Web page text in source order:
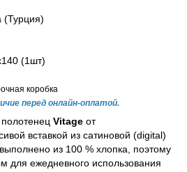
(Турция)
(1шт)
коробка
перед онлайн-оплатой.
Vitage от
вставкой из сатиновой (digital)
из 100 % хлопка, поэтому
для ежедневного использования